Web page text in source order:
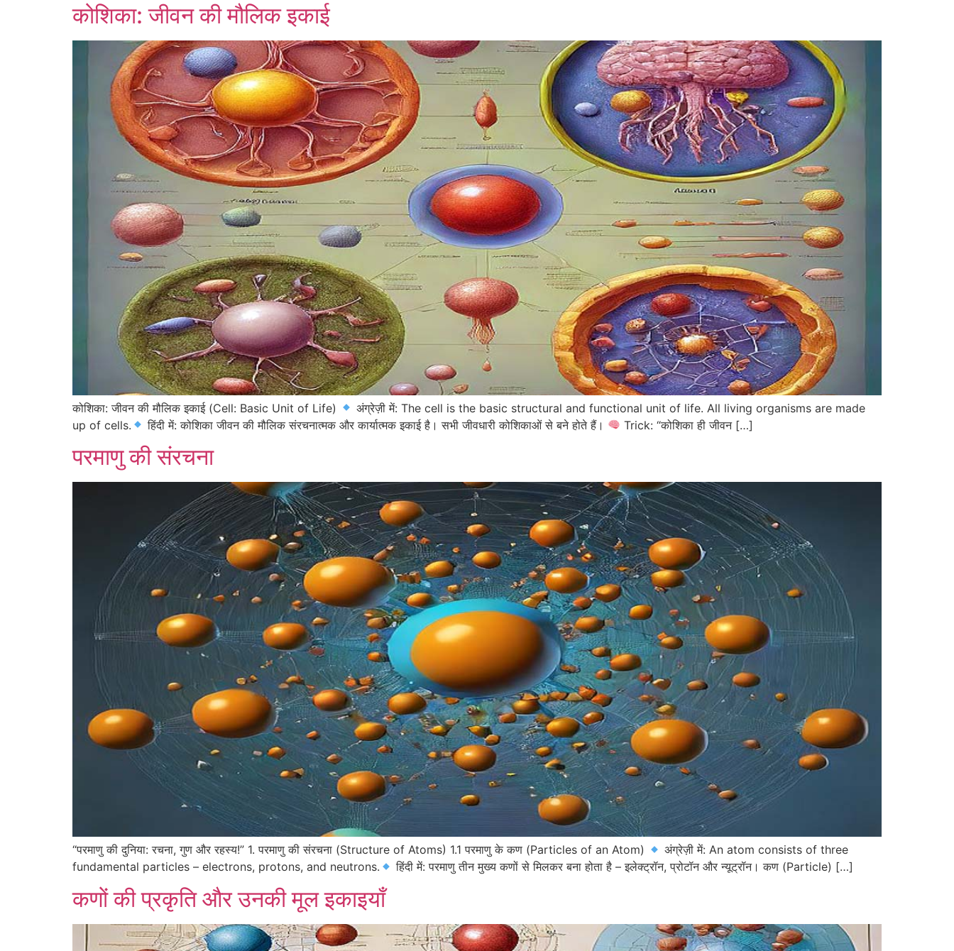
कोशिका: जीवन की मौलिक इकाई
कोशिका: जीवन की मौलिक इकाई (Cell: Basic Unit of Life)
अंग्रेज़ी में: The cell is the basic structural and functional unit of life. All living organisms are made
up of cells.
हिंदी में: कोशिका जीवन की मौलिक संरचनात्मक और कार्यात्मक इकाई है। सभी जीवधारी कोशिकाओं से बने होते हैं। Trick: “कोशिका ही जीवन […]
परमाणु की संरचना
“परमाणु की दुनिया: रचना, गुण और रहस्य!” 1. परमाणु की संरचना (Structure of Atoms) 1.1 परमाणु के कण (Particles of an Atom)
अंग्रेज़ी में: An atom consists of three
fundamental particles – electrons, protons, and neutrons.
हिंदी में: परमाणु तीन मुख्य कणों से मिलकर बना होता है – इलेक्ट्रॉन, प्रोटॉन और न्यूट्रॉन। कण (Particle) […]
कणों की प्रकृति और उनकी मूल इकाइयाँ